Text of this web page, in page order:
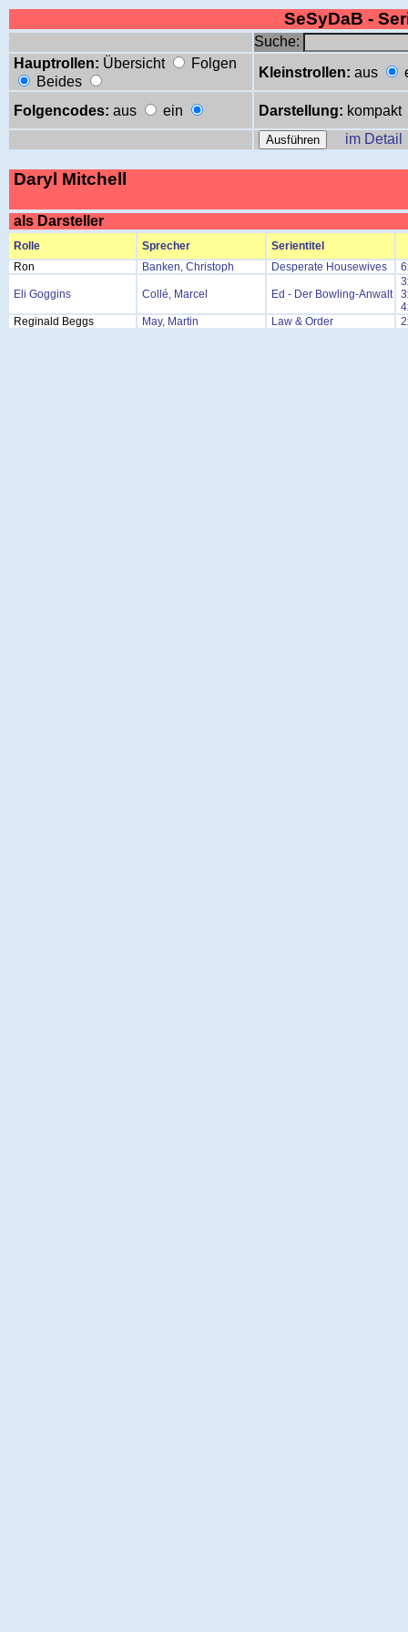
SeSyDaB -
Suche:
Hauptrollen: Übersicht
Folgen
Beides
Kleinstrollen: aus
Folgencodes: aus ein Darstellung: kompakt
im Detail
Daryl Mitchell
als Darsteller
Rolle Sprecher
Serientitel
Ron
Banken, Christoph Desperate Housewives
Eli Goggins Collé, Marcel Ed - Der Bowling-Anwalt
Reginald Beggs
May, Martin Law & Order